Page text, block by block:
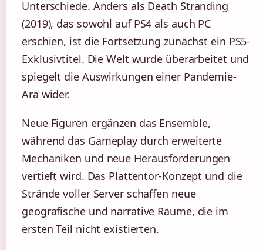
Unterschiede. Anders als Death Stranding
(2019), das sowohl auf PS4 als auch PC
erschien, ist die Fortsetzung zunächst ein PS5-
Exklusivtitel. Die Welt wurde überarbeitet und
spiegelt die Auswirkungen einer Pandemie-
Ära wider.
Neue Figuren ergänzen das Ensemble,
während das Gameplay durch erweiterte
Mechaniken und neue Herausforderungen
vertieft wird. Das Plattentor-Konzept und die
Strände voller Server schaffen neue
geografische und narrative Räume, die im
ersten Teil nicht existierten.